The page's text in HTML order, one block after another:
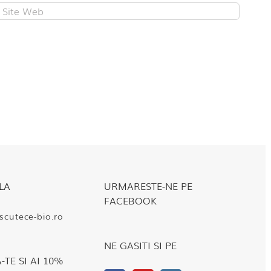
bio.ro
TE SI AI 10%
URMARESTE-NE PE
FACEBOOK
NE GASITI SI PE